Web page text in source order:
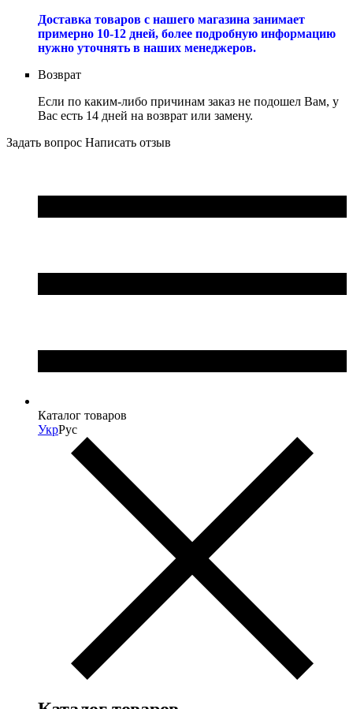
Доставка товаров с нашего магазина занимает
примерно 10-12 дней, более подробную информацию
нужно уточнять в наших менеджеров.
Возврат
Если по каким-либо причинам заказ не подошел Вам, у
Вас есть 14 дней на возврат или замену.
Задать вопрос Написать отзыв
Каталог товаров
УкрРус